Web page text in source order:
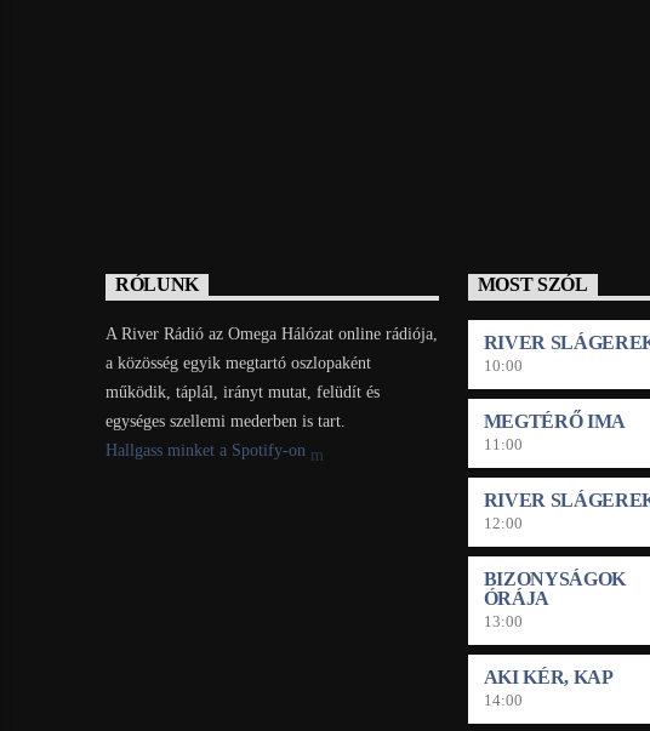
RÓLUNK
A River Rádió az Omega Hálózat online rádiója,
a közösség egyik megtartó oszlopaként
működik, táplál, irányt mutat, felüdít és
egységes szellemi mederben is tart.
Hallgass minket a Spotify-on
MOST SZÓL
RIVER
10:00
MEGTÉRŐ IMA
11:00
RIVER
12:00
BIZONYSÁGOK
ÓRÁJA
13:00
AKI KÉR, KAP
14:00